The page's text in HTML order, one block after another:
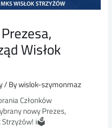
Wisłok
/ Bywislok-szymonmaz
Członków
nowy Prezes,
Strzyżów! ℹ🗳